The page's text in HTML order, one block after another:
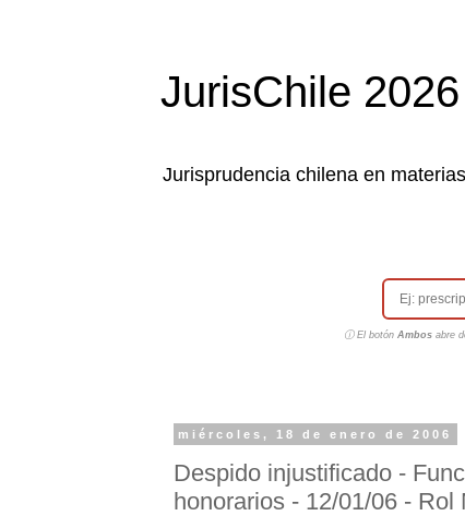
JurisChile 2026
Jurisprudencia chilena en
ⓘ El botón Ambosabre
miércoles, 18 de enero de 2006
Despido injustificado -
honorarios - 12/01/06 - Rol